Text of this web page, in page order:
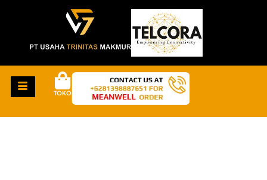
TOKO